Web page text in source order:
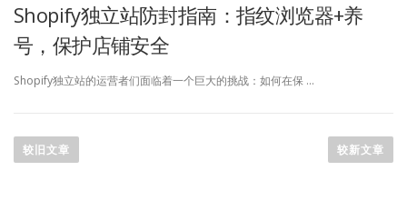
Shopify独立站防封指南：指纹浏览器+养
号，保护店铺安全
Shopify独立站的运营者们面临着一个巨大的挑战：如何在保 …
章
较旧文章 较新文章